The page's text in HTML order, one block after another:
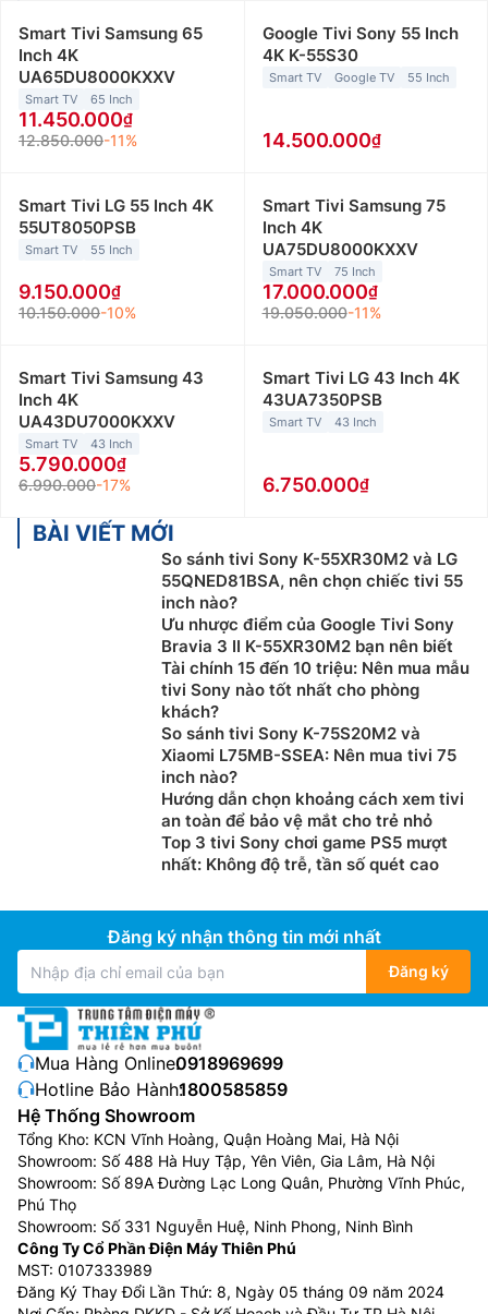
Smart Tivi Samsung 65
Inch 4K
UA65DU8000KXXV
Smart TV 65 Inch
11.450.000
12.850.000-11%
Google Tivi Sony 55 Inch
4K K-55S30
Smart TV Google TV 55 Inch
14.500.000
Smart Tivi LG 55 Inch 4K
55UT8050PSB
Smart TV 55 Inch
9.150.000
10.150.000-10%
Smart Tivi Samsung 75
Inch 4K
UA75DU8000KXXV
Smart TV 75 Inch
17.000.000
19.050.000-11%
Smart Tivi Samsung 43
Inch 4K
UA43DU7000KXXV
Smart TV 43 Inch
5.790.000
6.990.000-17%
Smart Tivi LG 43 Inch 4K
43UA7350PSB
Smart TV 43 Inch
6.750.000
BÀI VIẾT MỚI
So sánh tivi Sony K-55XR30M2 và LG
55QNED81BSA, nên chọn chiếc tivi 55
inch nào?
Ưu nhược điểm của Google Tivi Sony
Bravia 3 II K-55XR30M2 bạn nên biết
Tài chính 15 đến 10 triệu: Nên mua mẫu
tivi Sony nào tốt nhất cho phòng
khách?
So sánh tivi Sony K-75S20M2 và
Xiaomi L75MB-SSEA: Nên mua tivi 75
inch nào?
Hướng dẫn chọn khoảng cách xem tivi
an toàn để bảo vệ mắt cho trẻ nhỏ
Top 3 tivi Sony chơi game PS5 mượt
nhất: Không độ trễ, tần số quét cao
Đăng ký nhận thông tin mới nhất
Đăng ký
Mua Hàng Online:0918969699
Hotline Bảo Hành:1800585859
Hệ Thống Showroom
Tổng Kho: KCN Vĩnh Hoàng, Quận Hoàng Mai, Hà Nội
Showroom: Số 488 Hà Huy Tập, Yên Viên, Gia Lâm, Hà Nội
Showroom: Số 89A Đường Lạc Long Quân, Phường Vĩnh Phúc,
Phú Thọ
Showroom: Số 331 Nguyễn Huệ, Ninh Phong, Ninh Bình
Công Ty Cổ Phần Điện Máy Thiên Phú
MST: 0107333989
Đăng Ký Thay Đổi Lần Thứ: 8, Ngày 05 tháng 09 năm 2024